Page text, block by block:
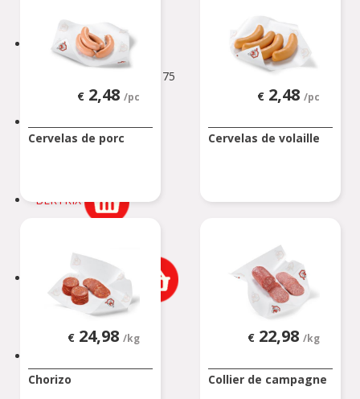
BEAURAING
Rue De Rochefort 173-175
BEAURAING
BERTRIX
BEVEREN-WAAS 2
Peter Benoitlaan 79
Tiensesteenweg 1C
€ 2,48 /pc
Cervelas de porc
€ 2,48 /pc
Cervelas de volaille
€ 24,98 /kg
Chorizo
€ 22,98 /kg
Collier de campagne